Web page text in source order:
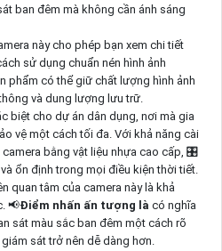
ban đêm mà không cần ánh sáng
này cho phép bạn xem chi tiết
sử dụng chuẩn nén hình ảnh
phẩm có thể giữ chất lượng hình ảnh
và dung lượng lưu trữ.
biệt cho dự án dân dụng, nơi mà gia
vệ một cách tối đa. Với khả năng cài
bằng vật liệu nhựa cao cấp, 🎛
ổn định trong mọi điều kiện thời tiết.
quan tâm của camera này là khả
📢Điểm nhấn ấn tượng là có nghĩa
sát màu sắc ban đêm một cách rõ
sát trở nên dễ dàng hơn.